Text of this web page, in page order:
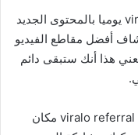
يتم تحديث viralo يوميا بالمحتوى الجديد
أفضل مقاطع الفيديو
هذا أنك ستبقى دائم
يعتبر viralo referral code مكان